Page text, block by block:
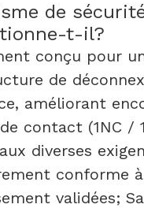
de
t-il?
conçu pour
de
améliorant
contact (1NC /
diverses
conforme
validées;